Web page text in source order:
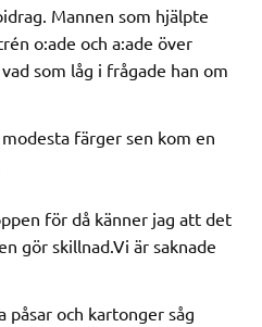
Mannen som hjälpte
o:ade och a:ade över
som låg i frågade han om
färger sen kom en
för då känner jag att det
gör skillnad.Vi är saknade
påsar och kartonger såg